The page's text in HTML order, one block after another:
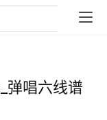
弹唱六线谱